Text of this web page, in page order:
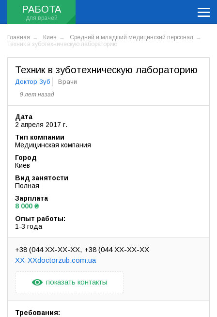
РАБОТА
Главная Киев
Средний и младший медицинский персонал
Техник в зуботехническую лабораторию
Техник в зуботехническую лабораторию
Доктор Зуб Врачи
9 лет назад
Дата
2 апреля 2017 г.
Тип компании
Медицинская компания
Город
Киев
Вид занятости
Полная
Зарплата
8 000 ₴
Опыт работы:
1-3 года
+38 (044 XX-XX-XX +38 (044 XX-XX-XX
XX-XXdoctorzub.com.ua
показать контакты
Требования: